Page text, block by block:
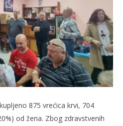
875 vrećica krvi, 704
od žena. Zbog zdravstvenih